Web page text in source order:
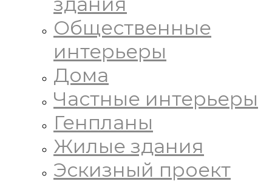
Общественные
интерьеры
Дома
Частные интерьеры
Генпланы
Жилые здания
Эскизный проект